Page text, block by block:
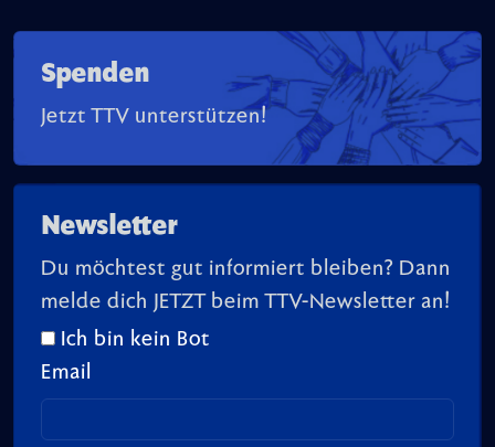
Spenden
Jetzt TTV unterstützen!
Newsletter
Du möchtest gut informiert bleiben? Dann
melde dich JETZT beim TTV-Newsletter an!
Ich bin kein Bot
Email